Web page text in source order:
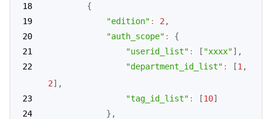
{
"edition" : 2 ,
"auth_scope" :
{
"userid_list" : [ "xxxx"] ,
"department_id_list" : [1 ,
2] ,
"tag_id_list" : [10]
} ,